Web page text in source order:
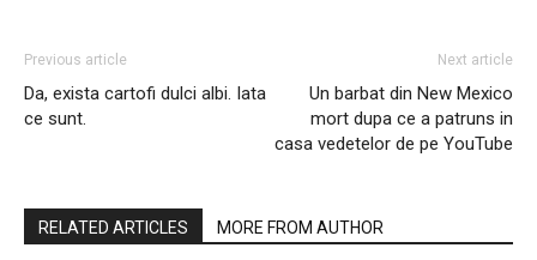
Previous article
Da, exista cartofi dulci albi. Iata
ce sunt.
Next article
Un barbat din New Mexico
mort dupa ce a patruns in
casa vedetelor de pe YouTube
RELATED ARTICLES MORE FROM AUTHOR